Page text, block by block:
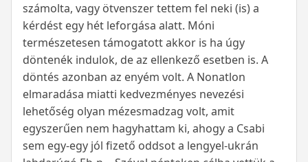
számolta, vagy ötvenszer tettem fel neki (is) a
kérdést egy hét leforgása alatt. Móni
természetesen támogatott akkor is ha úgy
döntenék indulok, de az ellenkező esetben is. A
döntés azonban az enyém volt. A Nonatlon
elmaradása miatti kedvezményes nevezési
lehetőség olyan mézesmadzag volt, amit
egyszerűen nem hagyhattam ki, ahogy a Csabi
sem egy-egy jól fizető oddsot a lengyel-ukrán